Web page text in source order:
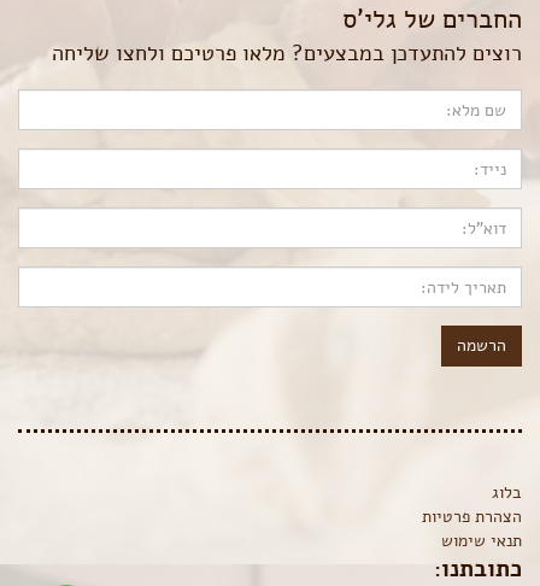
החברים של גלי’ס
רוצים להתעדכן במבצעים? מלאו פרטיכם ולחצו שליחה
הרשמה
בלוג
הצהרת פרטיות
תנאי שימוש
כתובתנו: